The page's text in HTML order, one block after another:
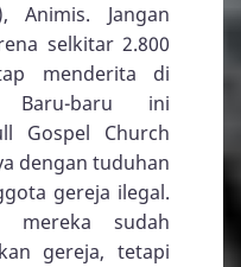
Animis. Jangan
selkitar 2.800
menderita di
Baru-baru ini
Gospel Church
dengan tuduhan
gereja ilegal.
mereka sudah
gereja, tetapi